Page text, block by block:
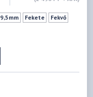
9,5mm Fekete
Fekvő